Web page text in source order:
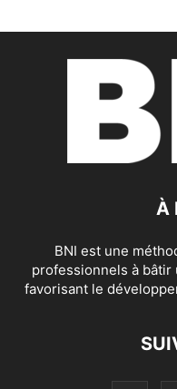
À
BNI est une
professionnels à
favorisant le